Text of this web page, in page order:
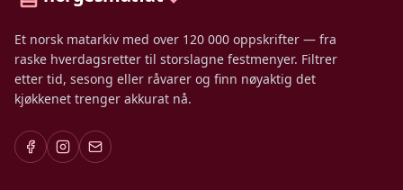
Et norsk matarkiv med over 120 000 oppskrifter — fra
raske hverdagsretter til storslagne festmenyer. Filtrer
etter tid, sesong eller råvarer og finn nøyaktig det
kjøkkenet trenger akkurat nå.